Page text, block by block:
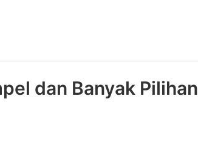
dan Banyak Pilihan